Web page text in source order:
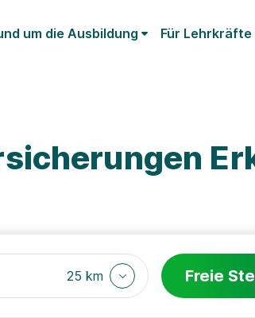
um die Ausbildung Für Lehrkräfte
25 km Freie